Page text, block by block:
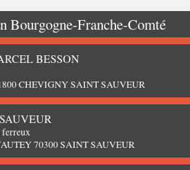
Bourgogne-Franche-Comté
BESSON
CHEVIGNY SAINT SAUVEUR
ferreux
70300 SAINT SAUVEUR